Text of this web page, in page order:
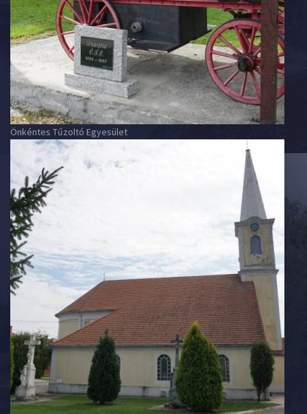
Önkéntes Tűzoltó Egyesület